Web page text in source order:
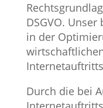
DSGVO.
in der
Durch die bei